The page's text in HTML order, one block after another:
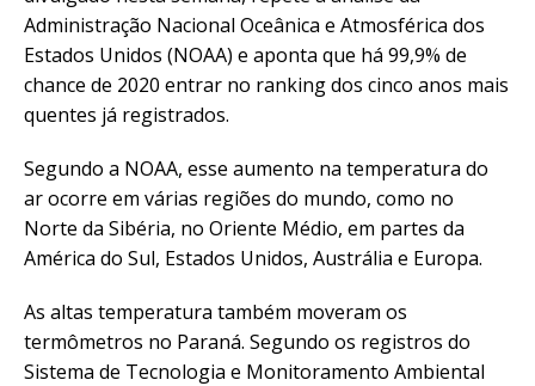
Administração Nacional Oceânica e Atmosférica dos
Estados Unidos (NOAA) e aponta que há 99,9% de
chance de 2020 entrar no ranking dos cinco anos mais
quentes já registrados.
Segundo a NOAA, esse aumento na temperatura do
ar ocorre em várias regiões do mundo, como no
Norte da Sibéria, no Oriente Médio, em partes da
América do Sul, Estados Unidos, Austrália e Europa.
As altas temperatura também moveram os
termômetros no Paraná. Segundo os registros do
Sistema de Tecnologia e Monitoramento Ambiental